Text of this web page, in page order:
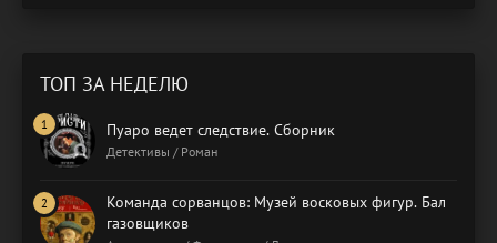
ТОП ЗА НЕДЕЛЮ
Пуаро ведет следствие. Сборник
Детективы / Роман
Команда сорванцов: Музей восковых фигур. Бал
газовщиков